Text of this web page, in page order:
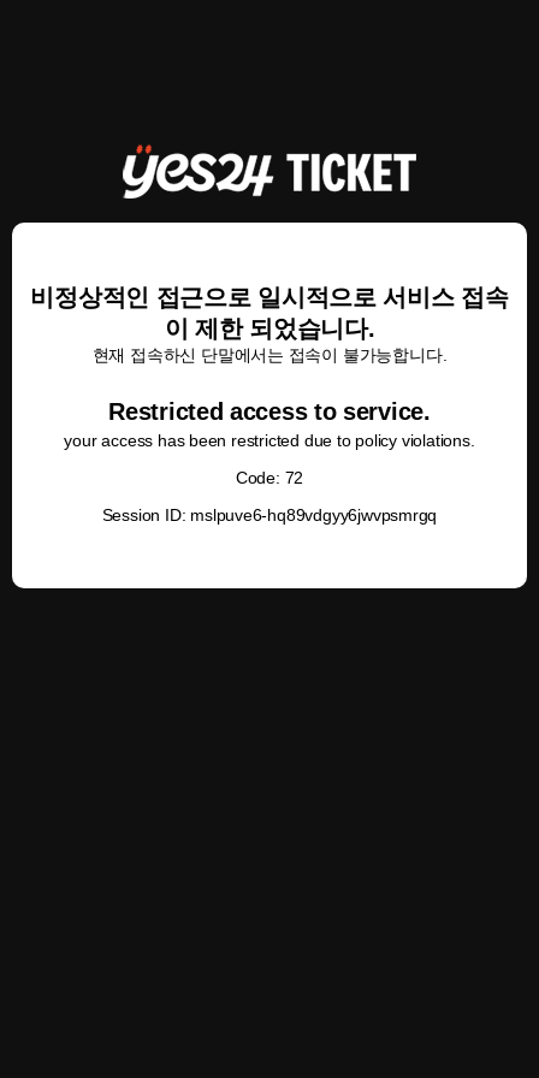
비정상적인 접근으로 일시적으로 서비스 접속
이 제한 되었습니다.
현재 접속하신 단말에서는 접속이 불가능합니다.
Restricted access to service.
your access has been restricted due to policy violations.
Code: 72
Session ID: mslpuve6-hq89vdgyy6jwvpsmrgq